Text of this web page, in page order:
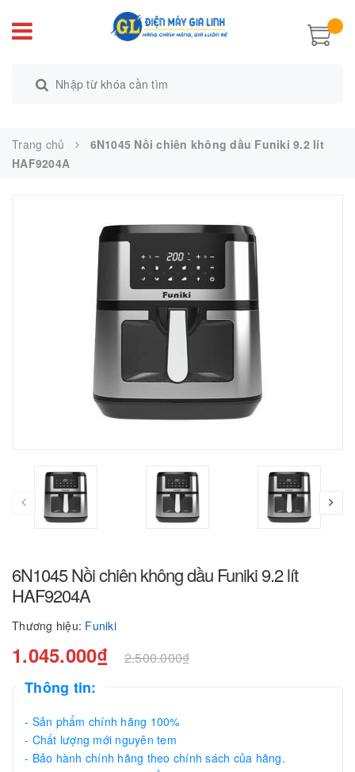
Trang chủ
6N1045 Nồi chiên không dầu Funiki 9.2 lít
HAF9204A
6N1045 Nồi chiên không dầu Funiki 9.2 lít
HAF9204A
Thương hiệu: Funiki
1.045.000₫ 2.500.000₫
Thông tin:
- Sản phẩm chính hãng 100%
- Chất lượng mới nguyên tem
- Bảo hành chính hãng theo chính sách của hãng.